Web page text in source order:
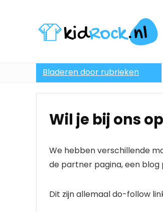
Bladeren door rubrieken
Wil je bij ons
We hebben verschillende
de partner pagina, een
Dit zijn allemaal do-follow